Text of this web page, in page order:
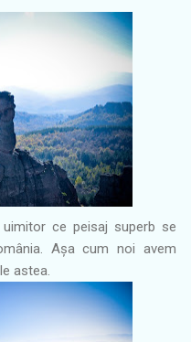
ce peisaj superb se
Așa cum noi avem
astea.